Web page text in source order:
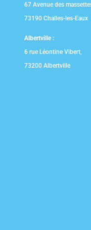
67 Avenue des
73190 Challes-les-Eaux
Albertville :
6 rue Léontine Vibert,
73200 Albertville